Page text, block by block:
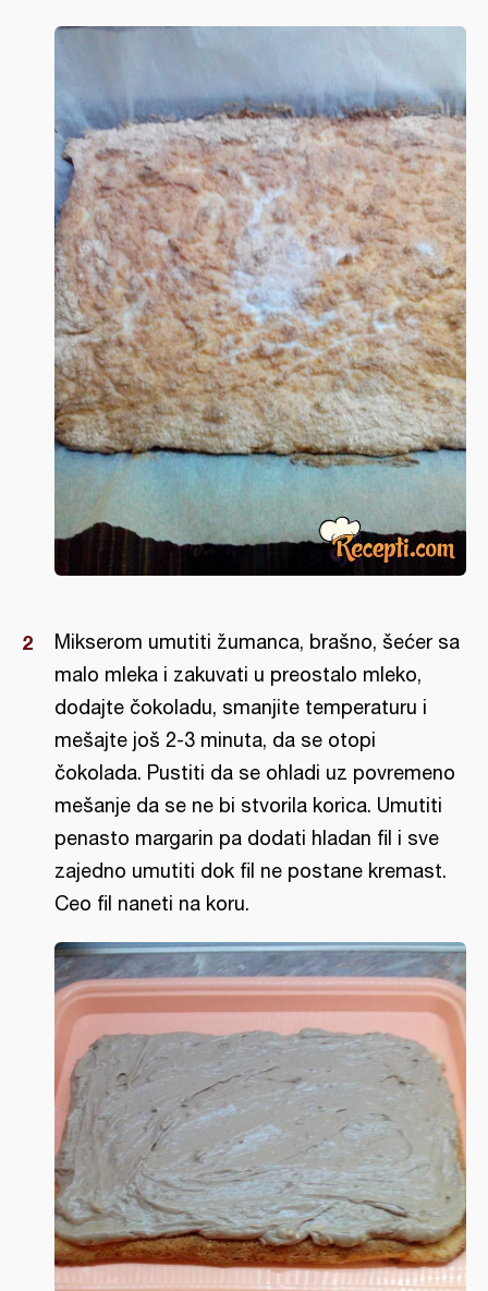
Mikserom umutiti žumanca, brašno, šećer sa
malo mleka i zakuvati u preostalo mleko,
dodajte čokoladu, smanjite temperaturu i
mešajte još 2-3 minuta, da se otopi
čokolada. Pustiti da se ohladi uz povremeno
mešanje da se ne bi stvorila korica. Umutiti
penasto margarin pa dodati hladan fil i sve
zajedno umutiti dok fil ne postane kremast.
Ceo fil naneti na koru.